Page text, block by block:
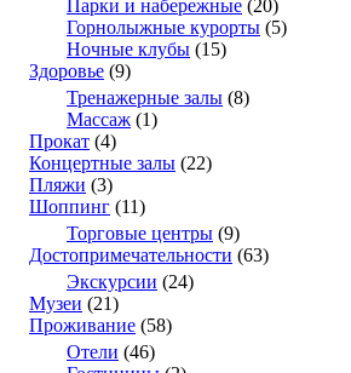
Парки и набережные (20)
Горнолыжные курорты (5)
Ночные клубы (15)
Здоровье (9)
Тренажерные залы (8)
Массаж (1)
Прокат (4)
Концертные залы (22)
Пляжи (3)
Шоппинг (11)
Торговые центры (9)
Достопримечательности (63)
Экскурсии (24)
Музеи (21)
Проживание (58)
Отели (46)